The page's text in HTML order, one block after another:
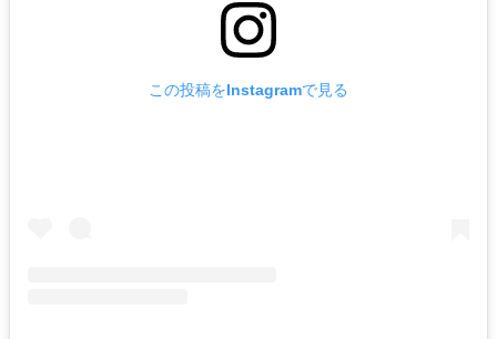
この投稿をInstagramで見る